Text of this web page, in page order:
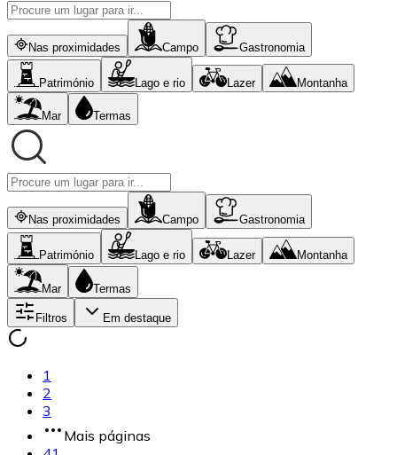
Nas proximidades Campo Gastronomia
Património Lago e rio Lazer Montanha
Mar Termas
Nas proximidades Campo Gastronomia
Património Lago e rio Lazer Montanha
Mar Termas
Filtros Em destaque
1
2
3
Mais páginas